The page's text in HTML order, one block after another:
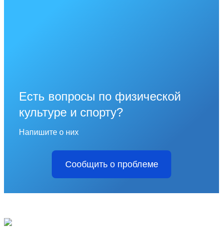
Есть вопросы по физической
культуре и спорту?
Напишите о них
Сообщить о проблеме